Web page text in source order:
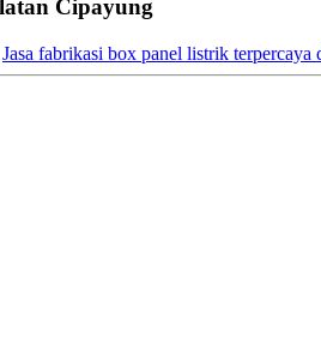
Cipayung
Jasa fabrikasi box panel listrik